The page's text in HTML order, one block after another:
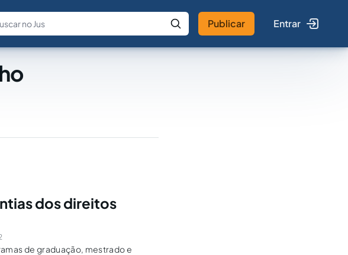
Fale com a IA Buscar no Jus
Publicar Entrar
dos direitos
de graduação, mestrado e